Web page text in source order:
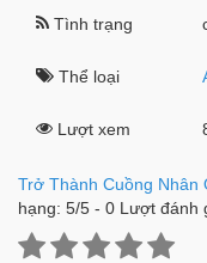
Tình trạng
Thể loại
Lượt xem
Trở Thành Cuồng Nhân
hạng: 5/5 - 0 Lượt đánh